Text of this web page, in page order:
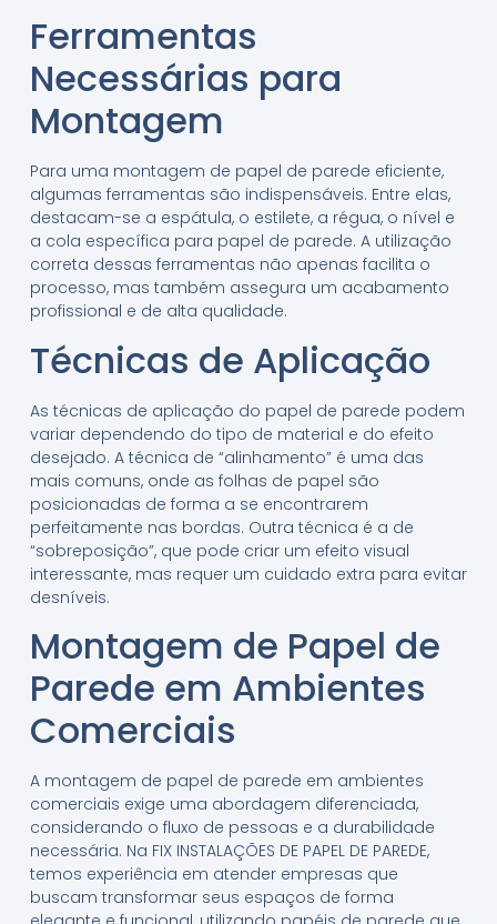
Ferramentas
Necessárias para
Montagem
Para uma montagem de papel de parede eficiente,
algumas ferramentas são indispensáveis. Entre elas,
destacam-se a espátula, o estilete, a régua, o nível e
a cola específica para papel de parede. A utilização
correta dessas ferramentas não apenas facilita o
processo, mas também assegura um acabamento
profissional e de alta qualidade.
Técnicas de Aplicação
As técnicas de aplicação do papel de parede podem
variar dependendo do tipo de material e do efeito
desejado. A técnica de “alinhamento” é uma das
mais comuns, onde as folhas de papel são
posicionadas de forma a se encontrarem
perfeitamente nas bordas. Outra técnica é a de
“sobreposição”, que pode criar um efeito visual
interessante, mas requer um cuidado extra para evitar
desníveis.
Montagem de Papel de
Parede em Ambientes
Comerciais
A montagem de papel de parede em ambientes
comerciais exige uma abordagem diferenciada,
considerando o fluxo de pessoas e a durabilidade
necessária. Na FIX INSTALAÇÕES DE PAPEL DE PAREDE,
temos experiência em atender empresas que
buscam transformar seus espaços de forma